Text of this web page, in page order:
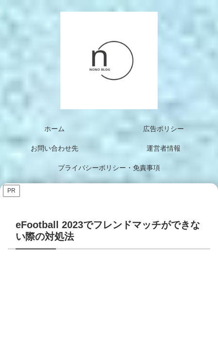
ホーム 広告ポリシー
お問い合わせ先 運営者情報
プライバシーポリシー・免責事項
PR
eFootball 2023でフレンドマッチができな
い際の対処法